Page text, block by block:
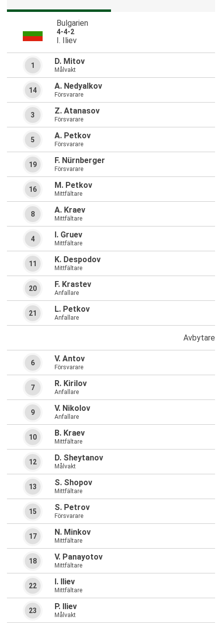
Bulgarien
4-4-2
I. Iliev
D. Mitov
Målvakt
1
A. Nedyalkov
Försvarare
14
Z. Atanasov
Försvarare
3
A. Petkov
Försvarare
5
F. Nürnberger
Försvarare
19
M. Petkov
Mittfältare
16
A. Kraev
Mittfältare
8
I. Gruev
Mittfältare
4
K. Despodov
Mittfältare
11
F. Krastev
Anfallare
20
L. Petkov
Anfallare
21
Avbytare
V. Antov
Försvarare
6
R. Kirilov
Anfallare
7
V. Nikolov
Anfallare
9
B. Kraev
Mittfältare
10
D. Sheytanov
Målvakt
12
S. Shopov
Mittfältare
13
S. Petrov
Försvarare
15
N. Minkov
Mittfältare
17
V. Panayotov
Mittfältare
18
I. Iliev
Mittfältare
22
P. Iliev
Målvakt
23